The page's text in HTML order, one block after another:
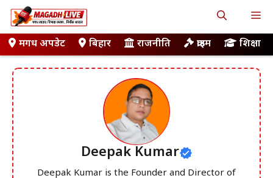
Skip
to
contentमगध अपडेट बिहार राजनीति क्राइम शिक्षा
Deepak Kumar
Deepak Kumar is the Founder and Director of